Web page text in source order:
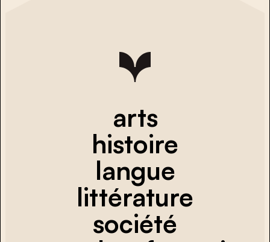
arts
histoire
langue
littérature
société